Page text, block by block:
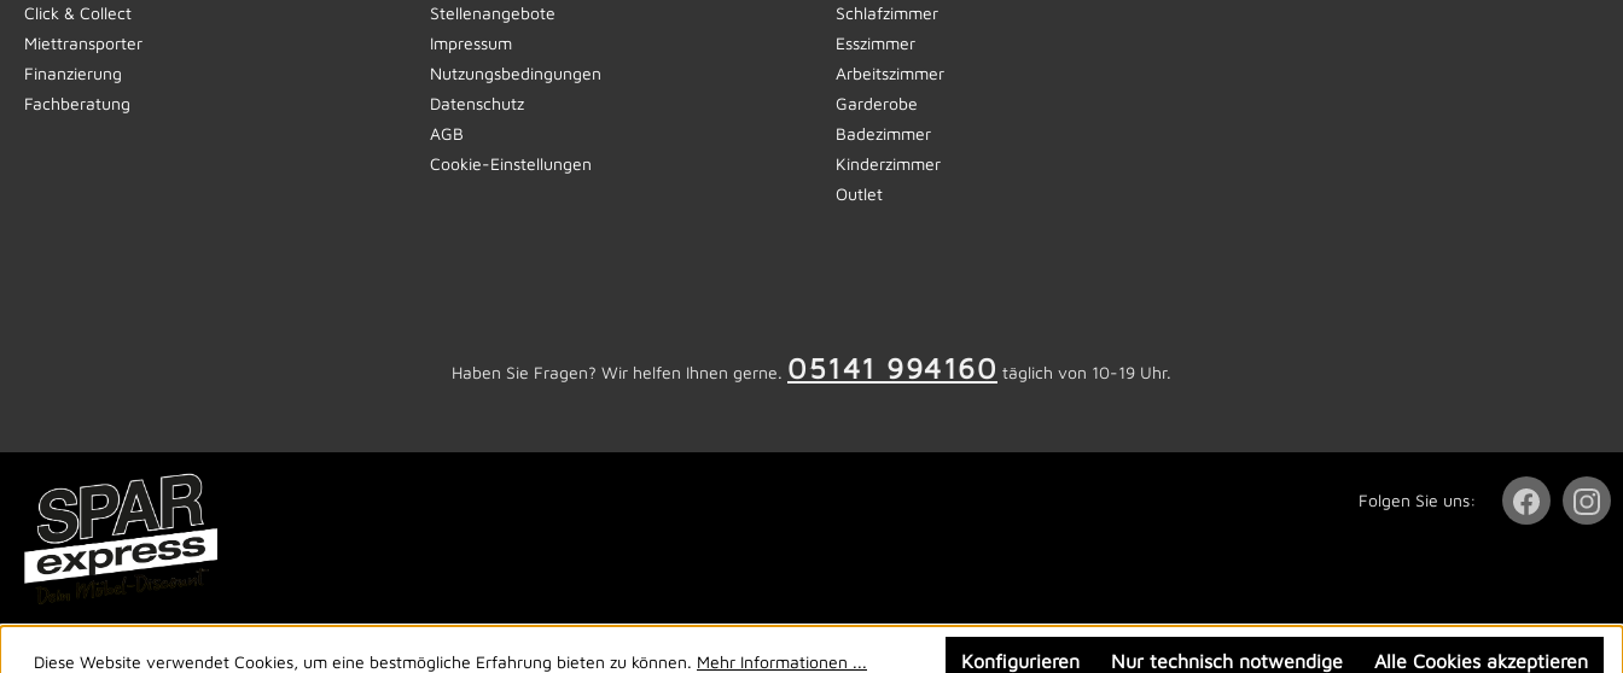
Click & Collect
Miettransporter
Finanzierung
Fachberatung
Stellenangebote
Impressum
Nutzungsbedingungen
Datenschutz
AGB
Cookie-Einstellungen
Schlafzimmer
Esszimmer
Arbeitszimmer
Garderobe
Badezimmer
Kinderzimmer
Outlet
Haben Sie Fragen? Wir helfen Ihnen gerne. 05141 994160 täglich von 10-19 Uhr.
Folgen Sie uns:
Diese Website verwendet Cookies, um eine bestmögliche Erfahrung bieten zu können. Mehr Informationen ... Nur technisch notwendige
Konfigurieren Alle Cookies akzeptieren